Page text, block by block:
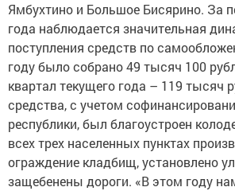
Ямбухтино и Большое Бисярино. За
года наблюдается значительная
поступления средств по
году было собрано 49 тысяч 100
квартал текущего года – 119 тысяч
средства, с учетом
республики, был благоустроен
всех трех населенных пунктах
ограждение кладбищ, установлено
защебенены дороги. «В этом году